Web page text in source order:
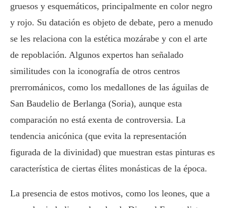
gruesos y esquemáticos, principalmente en color negro
y rojo. Su datación es objeto de debate, pero a menudo
se les relaciona con la estética mozárabe y con el arte
de repoblación. Algunos expertos han señalado
similitudes con la iconografía de otros centros
prerrománicos, como los medallones de las águilas de
San Baudelio de Berlanga (Soria), aunque esta
comparación no está exenta de controversia. La
tendencia anicónica (que evita la representación
figurada de la divinidad) que muestran estas pinturas es
característica de ciertas élites monásticas de la época.
La presencia de estos motivos, como los leones, que a